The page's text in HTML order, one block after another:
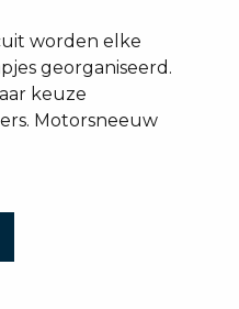
worden elke
georganiseerd.
keuze
Motorsneeuw